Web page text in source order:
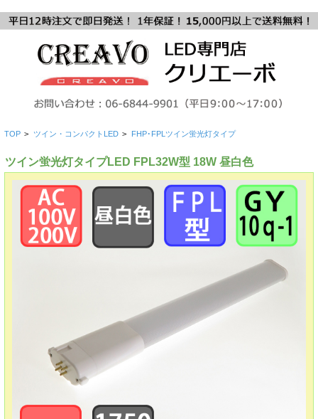
TOP > ツイン・コンパクトLED > FHP･FPLツイン蛍光灯タイプ
ツイン蛍光灯タイプLED FPL32W型 18W 昼白色